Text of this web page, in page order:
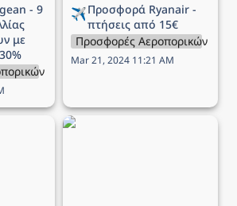
- 9
με
Εταιρειών
✈️Προσφορά Ryanair -
πτήσεις από 15€
Προσφορές Αεροπορικών
Mar 21, 2024 11:21 AM
- 12
Προσφορά Aegean -